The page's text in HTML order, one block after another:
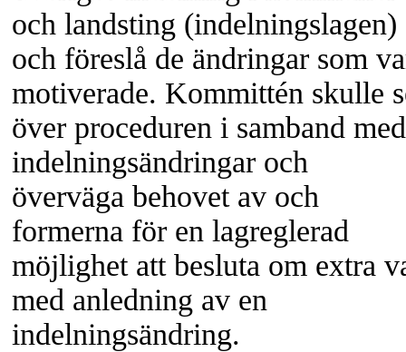
och landsting (indelningslagen)
och föreslå de ändringar som
motiverade. Kommittén skulle
över proceduren i samband med
indelningsändringar och
överväga behovet av och
formerna för en lagreglerad
möjlighet att besluta om extra
med anledning av en
indelningsändring.